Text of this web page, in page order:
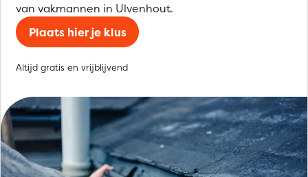
van vakmannen in Ulvenhout.
Plaats hier je klus
Altijd gratis en vrijblijvend